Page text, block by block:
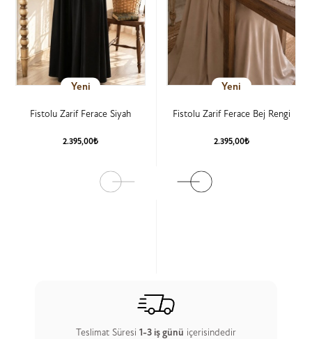
Yeni
Fistolu Zarif Ferace Siyah
2.395,00₺
Yeni
Fistolu Zarif Ferace Bej Rengi
2.395,00₺
Teslimat Süresi 1-3 iş günü içerisindedir